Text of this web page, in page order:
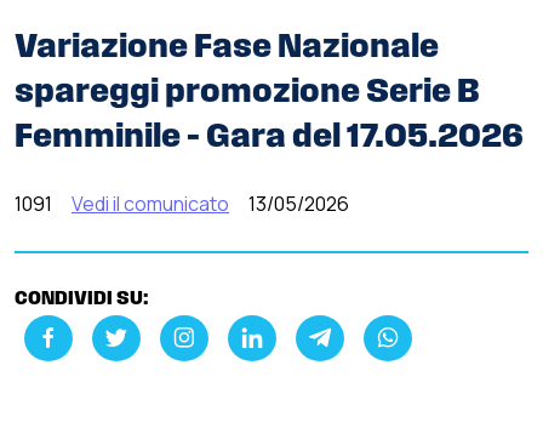
Variazione Fase Nazionale
spareggi promozione Serie B
Femminile – Gara del 17.05.2026
1091 Vedi il comunicato 13/05/2026
CONDIVIDI SU: